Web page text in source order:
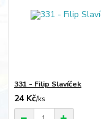
331 - Filip Slavíček
24 Kč/ks